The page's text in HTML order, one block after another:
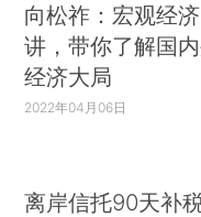
向松祚：宏观经
讲，带你了解国
经济大局
2022年04月06日
离岸信托90天补